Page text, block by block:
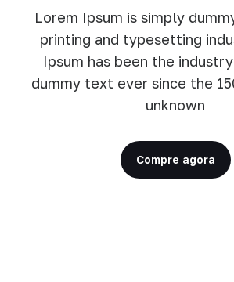
Lorem Ipsum is simply
printing and typesetting
Ipsum has been the
dummy text ever since the
unknown
Compre agora